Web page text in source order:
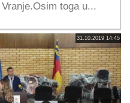
toga u...
31.10.2019 14:45